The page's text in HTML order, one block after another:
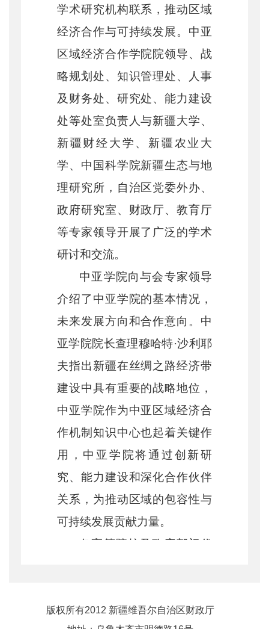
学术研究机构联系，推动区域
经济合作与可持续发展。中亚
区域经济合作学院院领导、战
略规划处、知识管理处、人事
及财务处、研究处、能力建设
处等处室负责人与新疆大学、
新疆财经大学、新疆农业大
学、中国科学院新疆生态与地
理研究所，自治区党委外办、
政府研究室、财政厅、教育厅
等专家领导开展了广泛的学术
研讨和交流。
中亚学院向与会专家领导
介绍了中亚学院的基本情况，
未来发展方向和合作意向。中
亚学院院长查理穆哈特·沙利耶
夫指出新疆在丝绸之路经济带
建设中具有重要的战略地位，
中亚学院作为中亚区域经济合
作机制知识中心也起着关键作
用，中亚学院将通过创新研
究、能力建设和深化合作伙伴
关系，为推动区域的包容性与
可持续发展贡献力量。
各高等院校及政府部门代
展，加强与中亚区域经济合作
版权所有2012 新疆维吾尔自治区财政厅